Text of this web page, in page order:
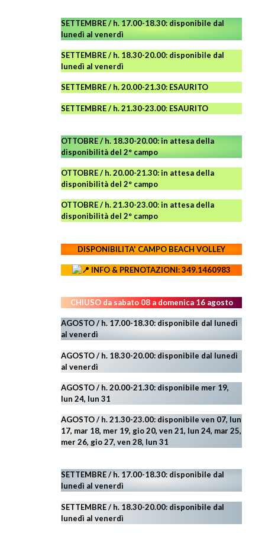
SETTEMBRE / h. 17.00-18.30: disponibile dal
lunedì al venerdì
SETTEMBRE / h. 18.30-20.00: disponibile dal
lunedì al venerdì
SETTEMBRE / h. 20.00-21.30: ESAURITO
SETTEMBRE / h. 21.30-23.00: ESAURITO
OTTOBRE / h. 18.30-20.00:in attesa della
disponibilità del 2° campo
OTTOBRE / h. 20.00-21.30:in attesa della
disponibilità del 2° campo
OTTOBRE / h. 21.30-23.00:in attesa della
disponibilità del 2° campo
DISPONIBILITA' CAMPOBEACH VOLLEY
INFO & PRENOTAZIONI: 349.1460983
CHIUSO da sabato 08 a domenica 16 agosto
AGOSTO / h. 17.00-18.30: disponibile dal lunedì
al venerdì
AGOSTO/ h. 18.30-20.00: disponibile dal lunedì
al venerdì
AGOSTO / h. 20.00-21.30: disponibile mer 19,
lun 24, lun 31
AGOSTO/ h. 21.30-23.00: disponibile ven 07, lun
17, mar 18, mer 19, gio 20, ven 21, lun 24, mar 25,
mer 26, gio 27, ven 28, lun 31
SETTEMBRE / h. 17.00-18.30: disponibile dal
lunedì al venerdì
SETTEMBRE / h. 18.30-20.00: disponibile dal
lunedì al venerdì